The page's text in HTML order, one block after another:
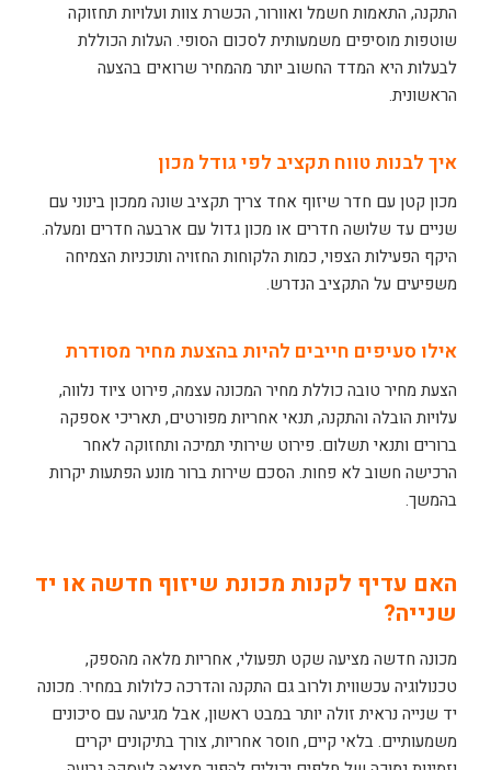
התקנה, התאמות חשמל ואוורור, הכשרת צוות ועלויות תחזוקה
שוטפות מוסיפים משמעותית לסכום הסופי. העלות הכוללת
לבעלות היא המדד החשוב יותר מהמחיר שרואים בהצעה
הראשונית.
איך לבנות טווח תקציב לפי גודל מכון
מכון קטן עם חדר שיזוף אחד צריך תקציב שונה ממכון בינוני עם
שניים עד שלושה חדרים או מכון גדול עם ארבעה חדרים ומעלה.
היקף הפעילות הצפוי, כמות הלקוחות החזויה ותוכניות הצמיחה
משפיעים על התקציב הנדרש.
אילו סעיפים חייבים להיות בהצעת מחיר מסודרת
הצעת מחיר טובה כוללת מחיר המכונה עצמה, פירוט ציוד נלווה,
עלויות הובלה והתקנה, תנאי אחריות מפורטים, תאריכי אספקה
ברורים ותנאי תשלום. פירוט שירותי תמיכה ותחזוקה לאחר
הרכישה חשוב לא פחות. הסכם שירות ברור מונע הפתעות יקרות
בהמשך.
האם עדיף לקנות מכונת שיזוף חדשה או יד
שנייה?
מכונה חדשה מציעה שקט תפעולי, אחריות מלאה מהספק,
טכנולוגיה עכשווית ולרוב גם התקנה והדרכה כלולות במחיר. מכונה
יד שנייה נראית זולה יותר במבט ראשון, אבל מגיעה עם סיכונים
משמעותיים. בלאי קיים, חוסר אחריות, צורך בתיקונים יקרים